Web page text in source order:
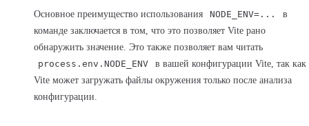
Основное преимущество использования NODE_ENV=...
в
команде заключается в том, что это позволяет Vite рано
обнаружить значение. Это также позволяет вам читать
process.env.NODE_ENV
в вашей конфигурации Vite, так как
Vite может загружать файлы окружения только после анализа
конфигурации.